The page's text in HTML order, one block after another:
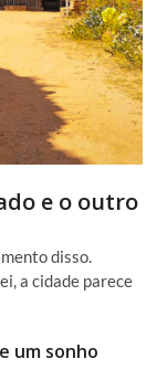
e o outro
disso.
a cidade parece
um sonho